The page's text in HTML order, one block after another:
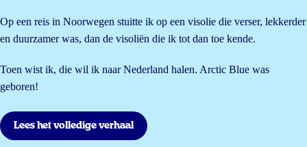
Op een reis in Noorwegen stuitte ik op een visolie die verser, lekkerder
en duurzamer was, dan de visoliën die ik tot dan toe kende.
Toen wist ik, die wil ik naar Nederland halen. Arctic Blue was
geboren!
Lees het volledige verhaal